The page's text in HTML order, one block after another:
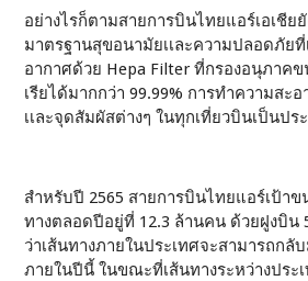
อย่างไรก็ตามสายการบินไทยแอร์เอเชีย
มาตรฐานสุขอนามัยเเละความปลอดภัยที่
อากาศด้วย Hepa Filter ที่กรองอนุภาคข
เรียได้มากกว่า 99.99% การทำความสะ
เเละจุดสัมผัสต่างๆ ในทุกเที่ยวบินเป็นปร
สำหรับปี 2565 สายการบินไทยแอร์เป้าข
ทางตลอดปีอยู่ที่ 12.3 ล้านคน ด้วยฝูงบิน
ว่าเส้นทางภายในประเทศจะสามารถกลั
ภายในปีนี้ ในขณะที่เส้นทางระหว่างประ